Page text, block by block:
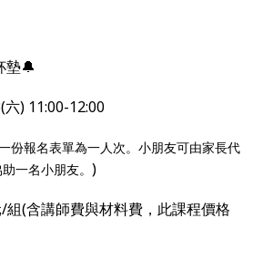
墊🔔
) 11:00-12:00
份報名表單為一人次。小朋友可由家長代
一名小朋友。)
組(含講師費與材料費，此課程價格